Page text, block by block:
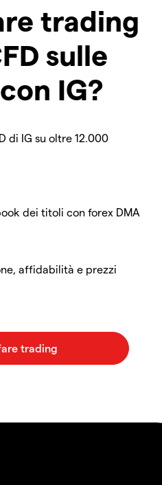
trading
sulle
IG?
di IG su oltre 12.000
dei titoli con forex DMA
affidabilità e prezzi